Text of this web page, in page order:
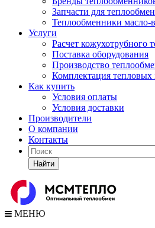
Запчасти для
Теплообменники масло-
Услуги
Расчет кожухотрубного
Поставка оборудования
Производство
Комплектация тепловых
Как купить
Условия оплаты
Условия доставки
Производители
О компании
Контакты
Найти
МЕНЮ